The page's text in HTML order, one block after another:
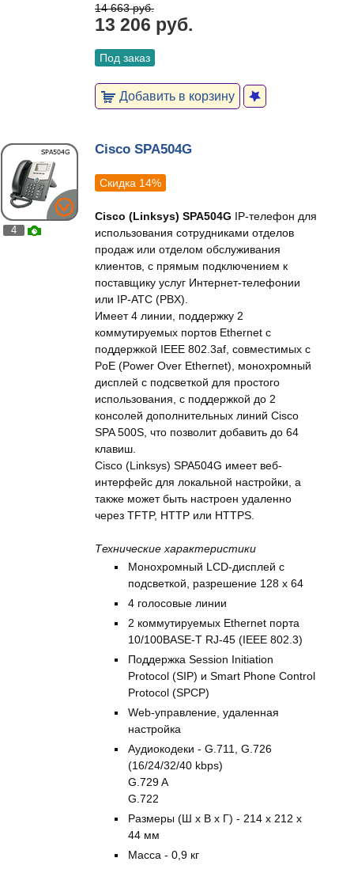
14 663 руб.
13 206 руб.
Под заказ
Добавить в корзину
4
Cisco SPA504G
Скидка 14%
Cisco (Linksys) SPA504G IP-телефон для
использования сотрудниками отделов
продаж или отделом обслуживания
клиентов, с прямым подключением к
поставщику услуг Интернет-телефонии
или IP-АТС (PBX).
Имеет 4 линии, поддержку 2
коммутируемых портов Ethernet с
поддержкой IEEE 802.3af, совместимых с
PoE (Power Over Ethernet), монохромный
дисплей с подсветкой для простого
использования, с поддержкой до 2
консолей дополнительных линий Cisco
SPA 500S, что позволит добавить до 64
клавиш.
Cisco (Linksys) SPA504G имеет веб-
интерфейс для локальной настройки, а
также может быть настроен удаленно
через TFTP, HTTP или HTTPS.
Технические характеристики
Монохромный LCD-дисплей с
подсветкой, разрешение 128 x 64
4 голосовые линии
2 коммутируемых Ethernet порта
10/100BASE-T RJ-45 (IEEE 802.3)
Поддержка Session Initiation
Protocol (SIP) и Smart Phone Control
Protocol (SPCP)
Web-управление, удаленная
настройка
Аудиокодеки - G.711, G.726
(16/24/32/40 kbps)
G.729 A
G.722
Размеры (Ш х В х Г) - 214 х 212 х
44 мм
Масса - 0,9 кг